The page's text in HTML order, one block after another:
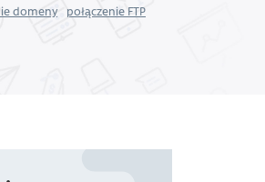
domeny połączenie FTP